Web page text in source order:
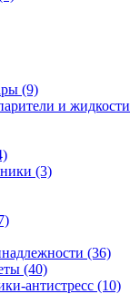
(9)
и жидкости
(3)
(36)
(40)
антистресс (10)